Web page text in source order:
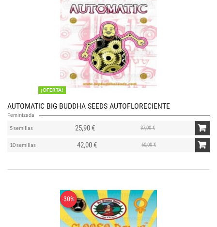
¡OFERTA!
AUTOMATIC BIG BUDDHA SEEDS AUTOFLORECIENTE
Feminizada
5 semillas 25,90 € 37,00 €
10 semillas 42,00 € 60,00 €
-30%